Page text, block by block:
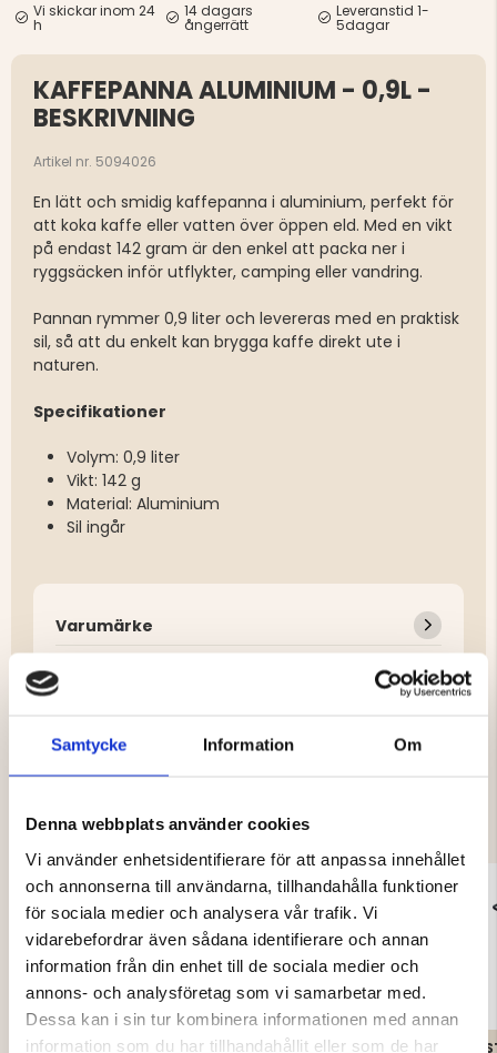
Samtycke Information Om
Denna webbplats använder cookies
Vi använder enhetsidentifierare för att anpassa innehållet
och annonserna till användarna, tillhandahålla funktioner
för sociala medier och analysera vår trafik. Vi
vidarebefordrar även sådana identifierare och annan
information från din enhet till de sociala medier och
annons- och analysföretag som vi samarbetar med.
Dessa kan i sin tur kombinera informationen med annan
information som du har tillhandahållit eller som de har
Vi skickar inom 24
h
14 dagars
ångerrätt
Leveranstid 1-
5dagar
KAFFEPANNA ALUMINIUM - 0,9L -
BESKRIVNING
Artikel nr. 5094026
En lätt och smidig kaffepanna i aluminium, perfekt för
att koka kaffe eller vatten över öppen eld. Med en vikt
på endast 142 gram är den enkel att packa ner i
ryggsäcken inför utflykter, camping eller vandring.
Pannan rymmer 0,9 liter och levereras med en praktisk
sil, så att du enkelt kan brygga kaffe direkt ute i
naturen.
Specifikationer
Volym: 0,9 liter
Vikt: 142 g
Material: Aluminium
Sil ingår
Varumärke
DU KANSKE OCKSÅ ÄR INTRESSERAD
AV
STOR STORMKÖK /